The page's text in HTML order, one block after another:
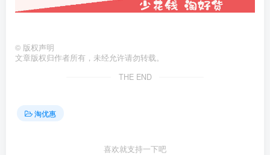
© 版权声明
文章版权归作者所有，未经允许请勿转载。
THE END
淘优惠
喜欢就支持一下吧